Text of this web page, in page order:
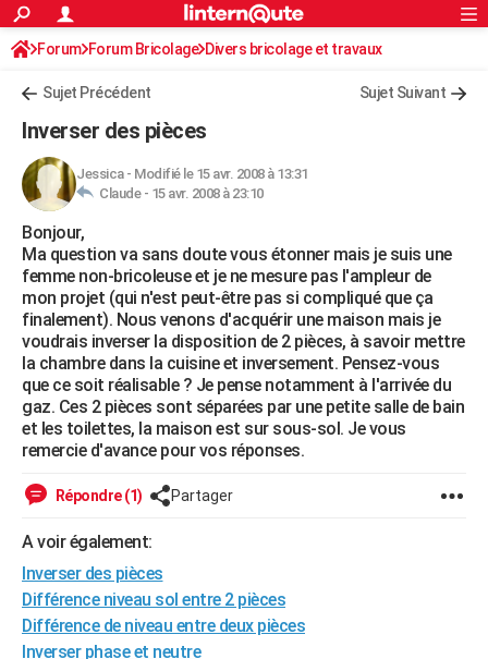
ACTUALITÉS
Politique
Société
Faits Divers
Education
Monde
Villes
+
FINANCE
Retraite
Impôts
Epargne
Immobilier
Risques naturels par ville
Banque
Assurance
Crédit
AUTO
Essais
Réserver un essai
Citadines
Berlines
SUV
Forum auto
+HIGH-TECH
Mobiles
Meilleur smartphone
Internet
Ordinateurs
Jeux vidéo
Guide high-tech
+BRICOLAGE
Forum
Aménagement intérieur
Extérieur
Cuisine
Salle de bains
Jardinage
Rangement
WEEK-END
Guides de France
Week-end nature
LIFESTYLE
Art de vivre
Bien-être
Loisirs
Mode
Modes de vie
SANTE
Destinations
City break
Voyage nature
Voyage de noces
Forum
Climat
BONS PLANS
CARTE DE VOEUX
Rechercher
S'inscrire
Connexion
Forum Forum Bricolage Divers bricolage et travaux
Sujet Précédent Sujet Suivant
Inverser des pièces
Jessica- Modifié le 15 avr. 2008 à 13:31
Claude - 15 avr. 2008 à 23:10
Bonjour,
Ma question va sans doute vous étonner mais je suis une
femme non-bricoleuse et je ne mesure pas l'ampleur de
mon projet (qui n'est peut-être pas si compliqué que ça
finalement). Nous venons d'acquérir une maison mais je
voudrais inverser la disposition de 2 pièces, à savoir mettre
la chambre dans la cuisine et inversement. Pensez-vous
que ce soit réalisable ? Je pense notamment à l'arrivée du
gaz. Ces 2 pièces sont séparées par une petite salle de bain
et les toilettes, la maison est sur sous-sol. Je vous
remercie d'avance pour vos réponses.
Répondre (1) Partager
A voir également:
Inverser des pièces
Différence niveau sol entre 2 pièces
Différence de niveau entre deux pièces
Inverser phase et neutre